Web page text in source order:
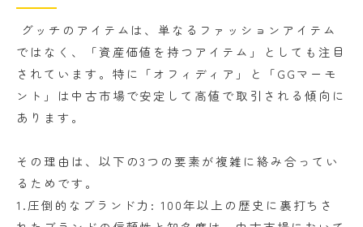
グッチのアイテムは、単なるファッションアイテム
ではなく、「資産価値を持つアイテム」としても注目
されています。特に「オフィディア」と「GGマーモ
ント」は中古市場で安定して高値で取引される傾向に
あります。
その理由は、以下の3つの要素が複雑に絡み合ってい
るためです。
1.圧倒的なブランド力: 100年以上の歴史に裏打ちさ